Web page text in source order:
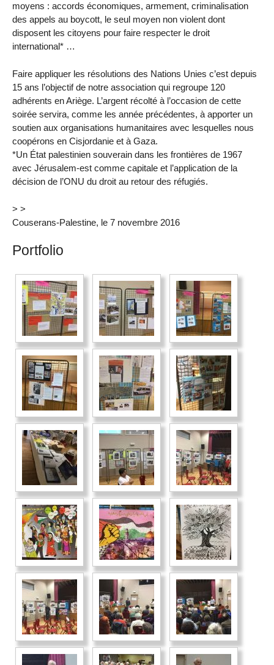
moyens : accords économiques, armement, criminalisation
des appels au boycott, le seul moyen non violent dont
disposent les citoyens pour faire respecter le droit
international* …
Faire appliquer les résolutions des Nations Unies c’est depuis
15 ans l’objectif de notre association qui regroupe 120
adhérents en Ariège. L’argent récolté à l’occasion de cette
soirée servira, comme les année précédentes, à apporter un
soutien aux organisations humanitaires avec lesquelles nous
coopérons en Cisjordanie et à Gaza.
*Un État palestinien souverain dans les frontières de 1967
avec Jérusalem-est comme capitale et l’application de la
décision de l’ONU du droit au retour des réfugiés.
> >
Couserans-Palestine, le 7 novembre 2016
Portfolio